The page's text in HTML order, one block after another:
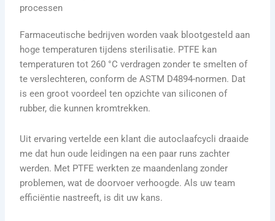
processen
Farmaceutische bedrijven worden vaak blootgesteld aan
hoge temperaturen tijdens sterilisatie. PTFE kan
temperaturen tot 260 °C verdragen zonder te smelten of
te verslechteren, conform de ASTM D4894-normen. Dat
is een groot voordeel ten opzichte van siliconen of
rubber, die kunnen kromtrekken.
Uit ervaring vertelde een klant die autoclaafcycli draaide
me dat hun oude leidingen na een paar runs zachter
werden. Met PTFE werkten ze maandenlang zonder
problemen, wat de doorvoer verhoogde. Als uw team
efficiëntie nastreeft, is dit uw kans.